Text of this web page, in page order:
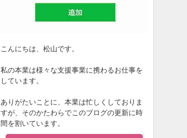
こんにちは、松山です。
私の本業は様々な支援事業に携わるお仕事を
しています。
ありがたいことに、本業は忙しくしておりま
すが、そのかたわらでこのブログの更新に時
間を割いています。